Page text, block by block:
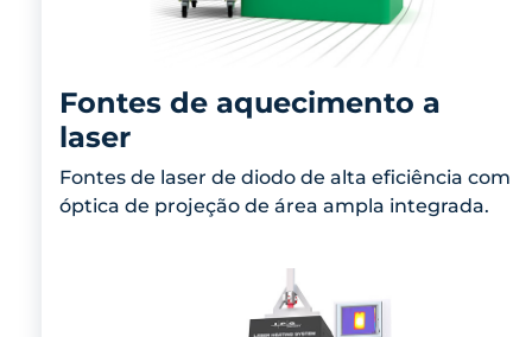
Fontes de aquecimento a
laser
Fontes de laser de diodo de alta eficiência com
óptica de projeção de área ampla integrada.